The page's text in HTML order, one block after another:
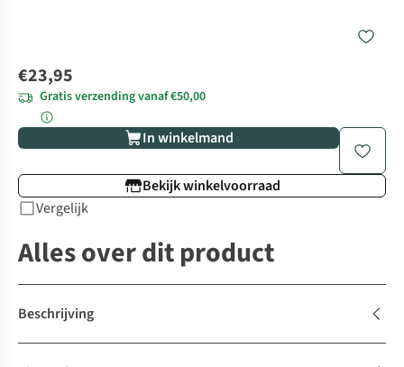
€23,95
Gratis verzending vanaf €50,00
In winkelmand
Bekijk winkelvoorraad
Vergelijk
Alles over dit product
Beschrijving